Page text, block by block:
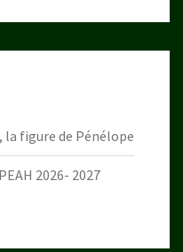
la figure de Pénélope
2026- 2027